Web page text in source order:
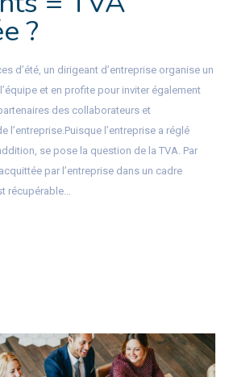
?
d’été, un dirigeant d’entreprise organise un
et en profite pour inviter également
des collaborateurs et
l’entreprise.Puisque l’entreprise a réglé
se pose la question de la TVA. Par
par l’entreprise dans un cadre
récupérable…